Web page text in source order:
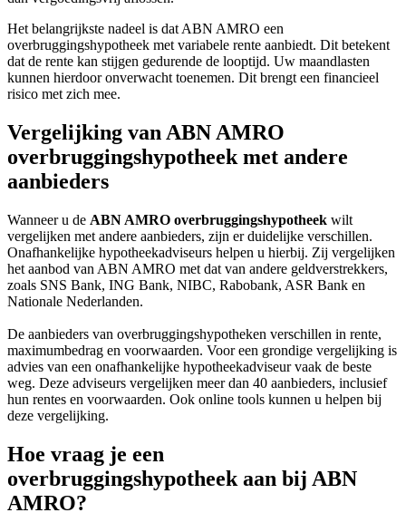
Het belangrijkste nadeel is dat ABN AMRO een
overbruggingshypotheek met variabele rente aanbiedt. Dit betekent
dat de rente kan stijgen gedurende de looptijd. Uw maandlasten
kunnen hierdoor onverwacht toenemen. Dit brengt een financieel
risico met zich mee.
Vergelijking van ABN AMRO
overbruggingshypotheek met andere
aanbieders
Wanneer u de ABN AMRO overbruggingshypotheek wilt
vergelijken met andere aanbieders, zijn er duidelijke verschillen.
Onafhankelijke hypotheekadviseurs helpen u hierbij. Zij vergelijken
het aanbod van ABN AMRO met dat van andere geldverstrekkers,
zoals SNS Bank, ING Bank, NIBC, Rabobank, ASR Bank en
Nationale Nederlanden.
De aanbieders van overbruggingshypotheken verschillen in rente,
maximumbedrag en voorwaarden. Voor een grondige vergelijking is
advies van een onafhankelijke hypotheekadviseur vaak de beste
weg. Deze adviseurs vergelijken meer dan 40 aanbieders, inclusief
hun rentes en voorwaarden. Ook online tools kunnen u helpen bij
deze vergelijking.
Hoe vraag je een
overbruggingshypotheek aan bij ABN
AMRO?